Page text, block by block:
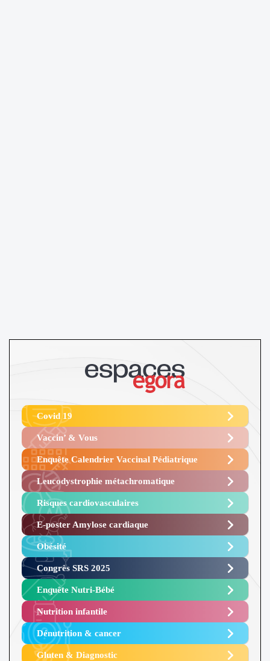
Covid 19
Vaccin’ & Vous
Enquête Calendrier Vaccinal Pédiatrique
Leucodystrophie métachromatique
Risques cardiovasculaires
E-poster Amylose cardiaque ​
Obésité ​
Congrès SRS 2025 ​
Enquête Nutri-Bébé ​
Nutrition infantile
Dénutrition & cancer
Gluten & Diagnostic